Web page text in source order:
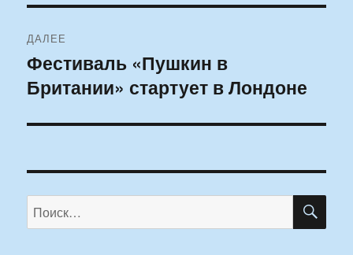
ДАЛЕЕ
Следующая
запись:
Фестиваль «Пушкин в
Британии» стартует в Лондоне
Искать: